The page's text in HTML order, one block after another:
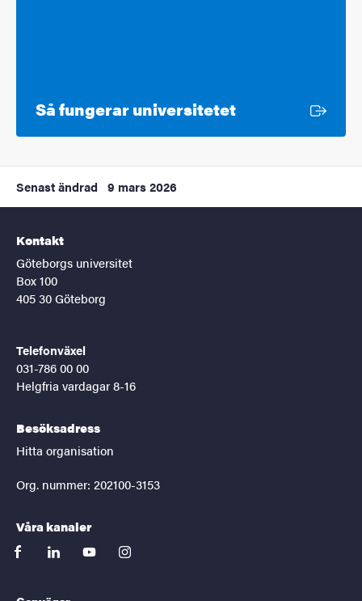
Så fungerar universitetetExtern länk
Senast ändrad 9 mars 2026
Kontakt
Göteborgs universitet
Box 100
405 30 Göteborg
Telefonväxel
031-786 00 00
Helgfria vardagar 8-16
Besöksadress
Hitta organisation
Org. nummer: 202100-3153
Våra kanaler
facebooklinkedinyoutubeinstagram